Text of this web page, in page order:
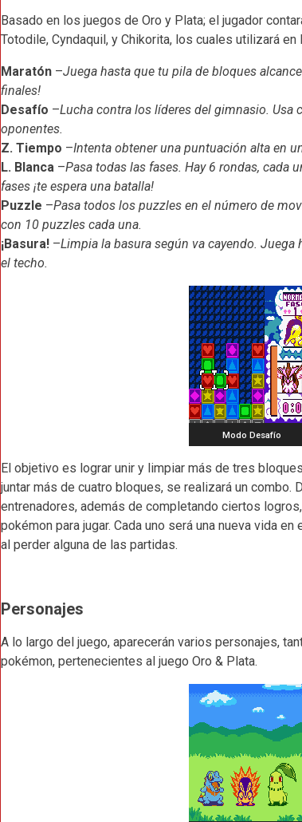
Basado en los juegos de Oro y Plata; el jugador
Totodile, Cyndaquil, y Chikorita, los cuales utilizará
Maratón–Juega hasta que tu pila de bloques
finales!
Desafío –Lucha contra los líderes del gimnasio. Usa
oponentes.
Z. Tiempo –Intenta obtener una puntuación alta en
L. Blanca–Pasa todas las fases. Hay 6 rondas, cada
fases ¡te espera una batalla!
Puzzle –Pasa todos los puzzles en el número de
con 10 puzzles cada una.
¡Basura!–Limpia la basura según va cayendo.
el techo.
Modo Desafío
El objetivo es lograr unir y limpiar más de tres
juntar más de cuatro bloques, se realizará un
entrenadores, además de completando ciertos
pokémon para jugar. Cada uno será una nueva vida
al perder alguna de las partidas.
Personajes
A lo largo del juego, aparecerán varios personajes,
pokémon, pertenecientes al juego Oro & Plata.